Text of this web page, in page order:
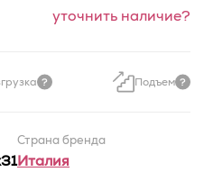
уточнить наличие?
Подъем
Страна бренда
Италия